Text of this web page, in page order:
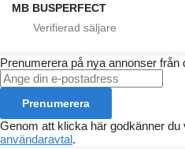
MB BUSPERFECT
Prenumerera på nya annonser från
Prenumerera
Genom att klicka här godkänner du
användaravtal.